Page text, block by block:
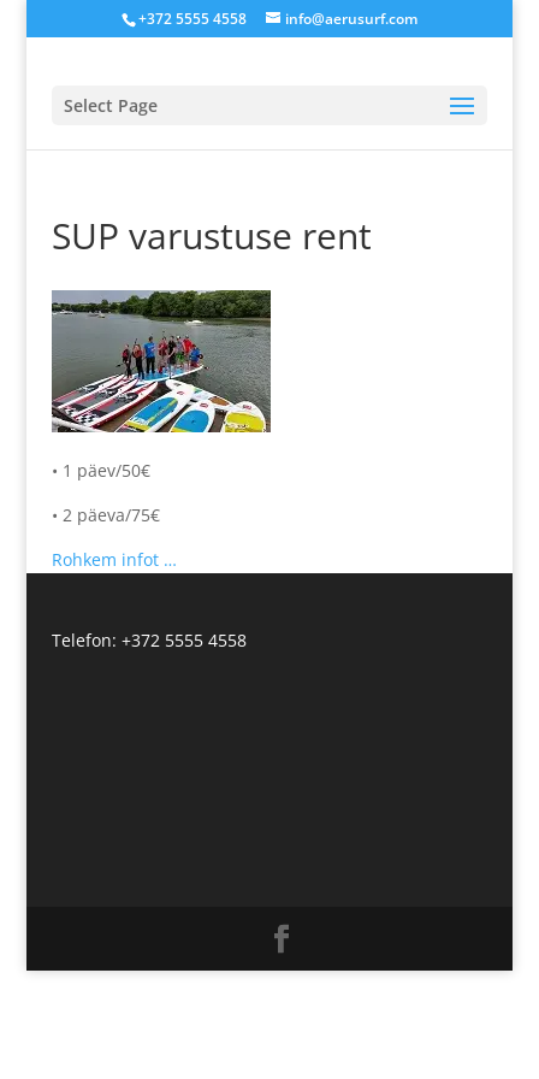
+372 5555 4558 info@aerusurf.com
Select Page
SUP varustuse rent
• 1 päev/50€
• 2 päeva/75€
Rohkem infot …
Telefon: +372 5555 4558